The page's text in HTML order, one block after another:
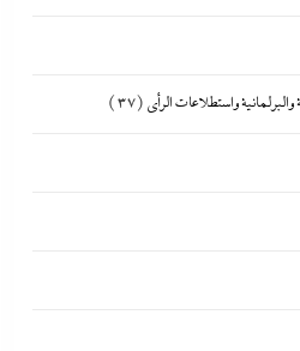
واستطلاعات الرأى (37)